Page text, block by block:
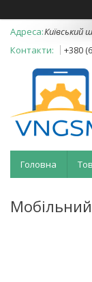
Київський
+380
Головна